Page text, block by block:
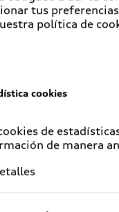
tus
política de
cookies
de
de manera